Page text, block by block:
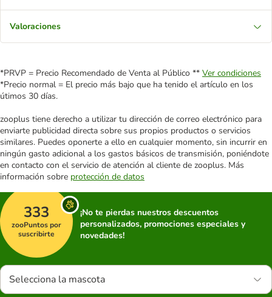
Valoraciones
*PRVP = Precio Recomendado de Venta al Público ** Ver condiciones
*Precio normal = El precio más bajo que ha tenido el artículo en los
útimos 30 días.
zooplus tiene derecho a utilizar tu dirección de correo electrónico para
enviarte publicidad directa sobre sus propios productos o servicios
similares. Puedes oponerte a ello en cualquier momento, sin incurrir en
ningún gasto adicional a los gastos básicos de transmisión, poniéndote
en contacto con el servicio de atención al cliente de zooplus. Más
información sobre protección de datos
333
zooPuntos por
suscribirte
¡No te pierdas nuestros descuentos
personalizados, promociones especiales y
novedades!
Selecciona la mascota